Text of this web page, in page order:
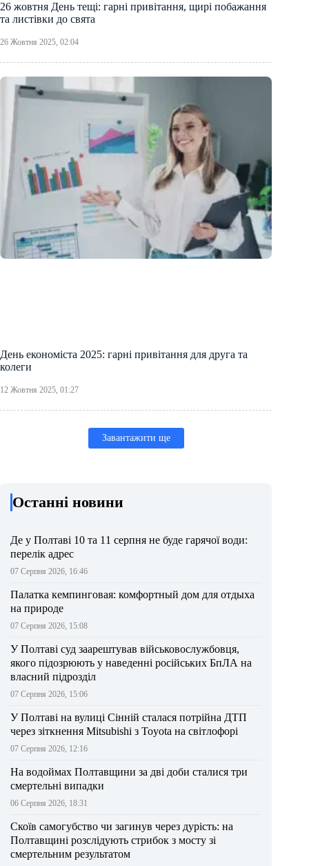
26 жовтня День тещі: гарні привітання, щирі побажання
та листівки до свята
26 Жовтня 2025, 02:04
День економіста 2025: гарні привітання для друга та
колеги
12 Жовтня 2025, 01:27
Завантажити ще
Останні новини
Де у Полтаві 10 та 11 серпня не буде гарячої води:
перелік адрес
07 Серпня 2026, 16:46
Палатка кемпинговая: комфортный дом для отдыха
на природе
07 Серпня 2026, 15:08
У Полтаві суд заарештував військовослужбовця,
якого підозрюють у наведенні російських БпЛА на
власний підрозділ
07 Серпня 2026, 15:06
У Полтаві на вулиці Сінній сталася потрійна ДТП
через зіткнення Mitsubishi з Toyota на світлофорі
07 Серпня 2026, 12:16
На водоймах Полтавщини за дві доби сталися три
смертельні випадки
06 Серпня 2026, 18:31
Скоїв самогубство чи загинув через дурість: на
Полтавщині розслідують стрибок з мосту зі
смертельним результатом